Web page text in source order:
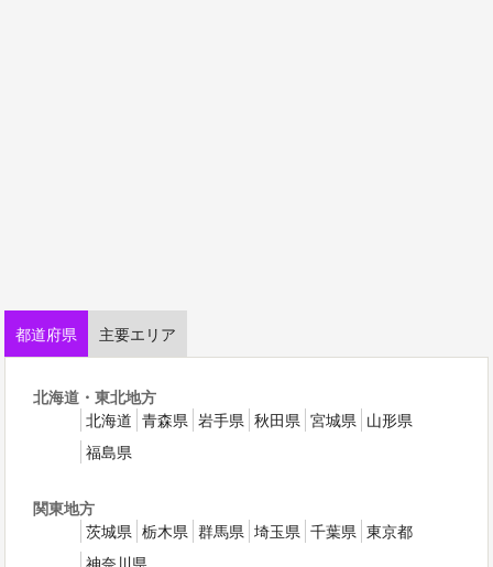
都道府県 主要エリア
北海道・東北地方
北海道 青森県 岩手県 秋田県 宮城県 山形県
福島県
関東地方
茨城県 栃木県 群馬県 埼玉県 千葉県 東京都
神奈川県